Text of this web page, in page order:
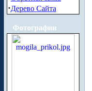
·Дерево Сайта
Фотографии